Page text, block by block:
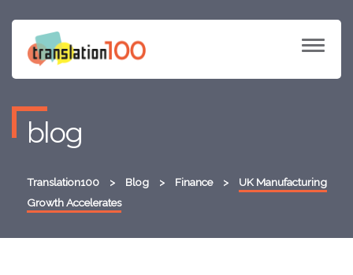
blog
Translation100 > Blog > Finance >
UK Manufacturing
Growth Accelerates